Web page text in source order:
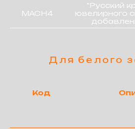
МАСН4
"Русский
ювелирного
Код